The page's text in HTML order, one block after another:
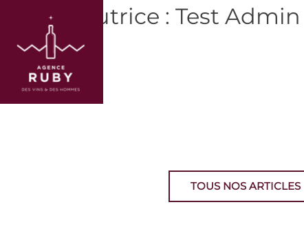
Auteur/autrice : Test Admin
TOUS NOS ARTICLES